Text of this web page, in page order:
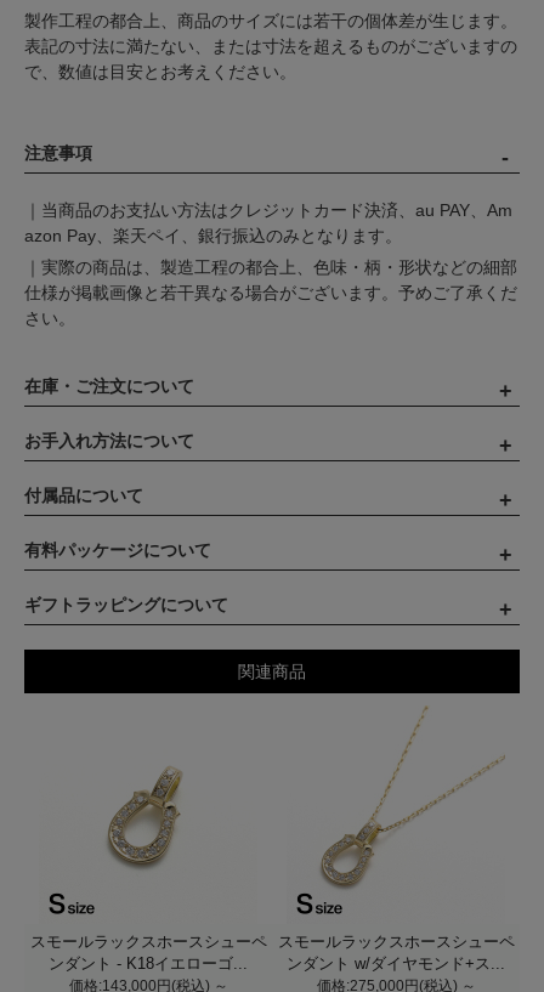
製作工程の都合上、商品のサイズには若干の個体差が生じます。
表記の寸法に満たない、または寸法を超えるものがございますの
で、数値は目安とお考えください。
注意事項
｜当商品のお支払い方法はクレジットカード決済、au PAY、Am
azon Pay、楽天ペイ、銀行振込のみとなります。
｜実際の商品は、製造工程の都合上、色味・柄・形状などの細部
仕様が掲載画像と若干異なる場合がございます。予めご了承くだ
さい。
在庫・ご注文について
お手入れ方法について
付属品について
有料パッケージについて
ギフトラッピングについて
関連商品
スモールラックスホースシューペ
ンダント - K18イエローゴ...
価格:143,000円(税込) ～
スモールラックスホースシューペ
ンダント w/ダイヤモンド+ス...
価格:275,000円(税込) ～